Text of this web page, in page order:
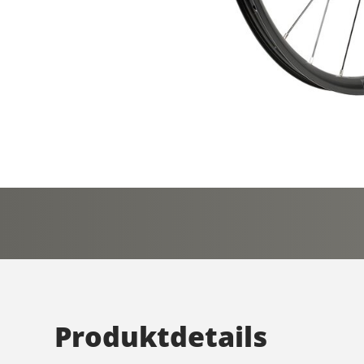
Produktdetails